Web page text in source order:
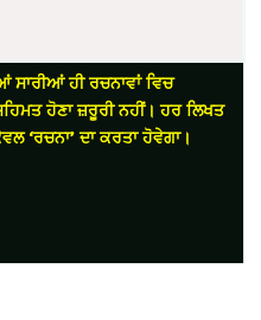
ਸਾਰੀਆਂ ਹੀ ਰਚਨਾਵਾਂ ਵਿਚ
ਹੋਣਾ ਜ਼ਰੂਰੀ ਨਹੀਂ। ਹਰ ਲਿਖਤ
‘ਰਚਨਾ’ ਦਾ ਕਰਤਾ ਹੋਵੇਗਾ।